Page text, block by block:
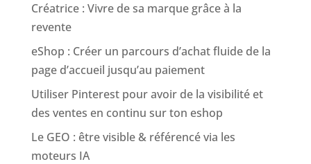
Créatrice : Vivre de sa marque grâce à la
revente
eShop : Créer un parcours d’achat fluide de la
page d’accueil jusqu’au paiement
Utiliser Pinterest pour avoir de la visibilité et
des ventes en continu sur ton eshop
Le GEO : être visible & référencé via les
moteurs IA